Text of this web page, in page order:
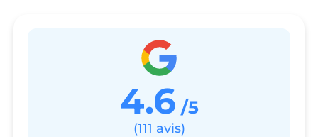
4.6 /5
(111 avis)